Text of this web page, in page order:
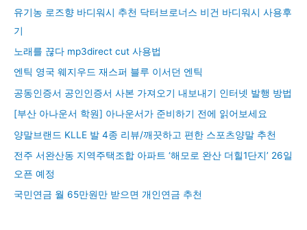
유기농 로즈향 바디워시 추천 닥터브로너스 비건 바디워시 사용후
기
노래를 끊다 mp3direct cut 사용법
엔틱 영국 웨지우드 재스퍼 블루 이서던 엔틱
공동인증서 공인인증서 사본 가져오기 내보내기 인터넷 발행 방법
[부산 아나운서 학원] 아나운서가 준비하기 전에 읽어보세요
양말브랜드 KLLE 발 4종 리뷰/깨끗하고 편한 스포츠양말 추천
전주 서완산동 지역주택조합 아파트 ‘해모로 완산 더힐1단지’ 26일
오픈 예정
국민연금 월 65만원만 받으면 개인연금 추천